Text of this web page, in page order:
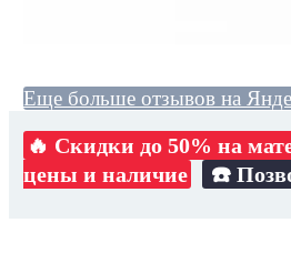
Еще больше отзывов на
🔥 Скидки до 50% на
цены и наличие
☎️